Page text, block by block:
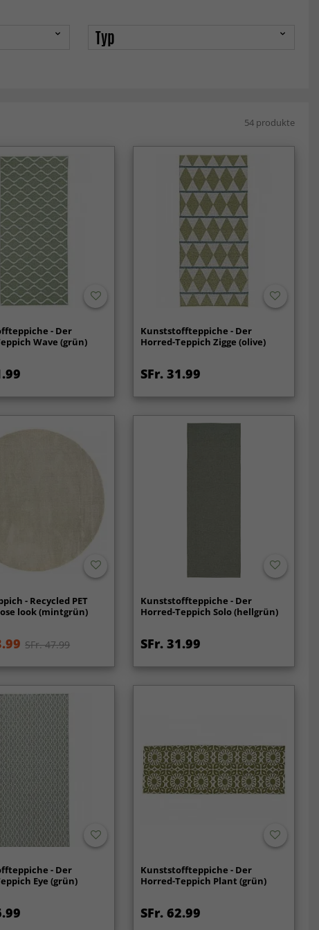
Typ
54 produkte
- Der
Wave (grün)
Kunststoffteppiche - Der
Horred-Teppich Zigge (olive)
SFr. 31.99
- Recycled PET
look (mintgrün)
SFr. 47.99
Kunststoffteppiche - Der
Horred-Teppich Solo (hellgrün)
SFr. 31.99
- Der
Eye (grün)
Kunststoffteppiche - Der
Horred-Teppich Plant (grün)
SFr. 62.99